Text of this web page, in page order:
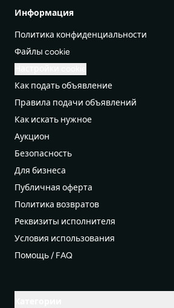
Информация
Политика конфиденциальности
Файлы cookie
Как подать объявление
Правила подачи объявлений
Как искать нужное
Аукцион
Безопасность
Для бизнеса
Публичная оферта
Политика возвратов
Реквизиты исполнителя
Условия использования
Помощь / FAQ